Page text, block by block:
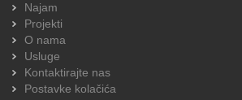
Najam
Projekti
O nama
Usluge
Kontaktirajte nas
Postavke kolačića